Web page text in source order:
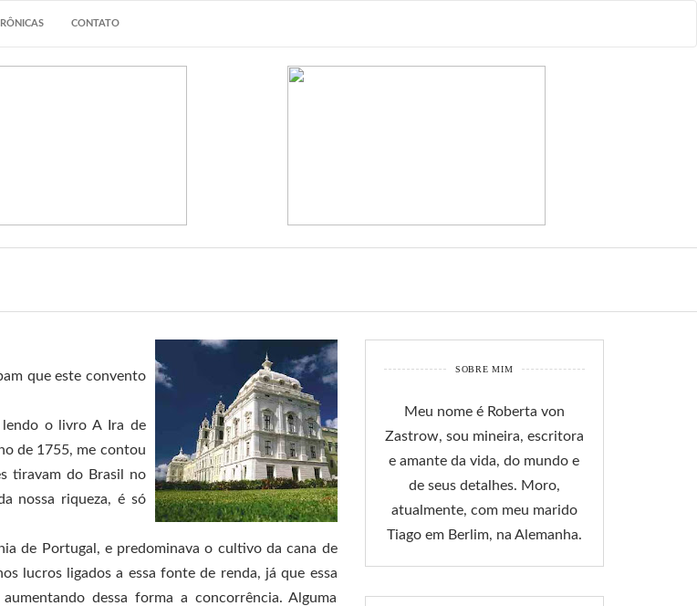
CONTATO
que este convento
lendo o livro A Ira de
de 1755, me contou
tiravam do Brasil no
nossa riqueza, é só
de Portugal, e predominava o cultivo da cana de
lucros ligados a essa fonte de renda, já que essa
dessa forma a concorrência. Alguma
SOBRE MIM
Meu nome é Roberta von
Zastrow, sou mineira, escritora
e amante da vida, do mundo e
de seus detalhes. Moro,
atualmente, com meu marido
Tiago em Berlim, na Alemanha.